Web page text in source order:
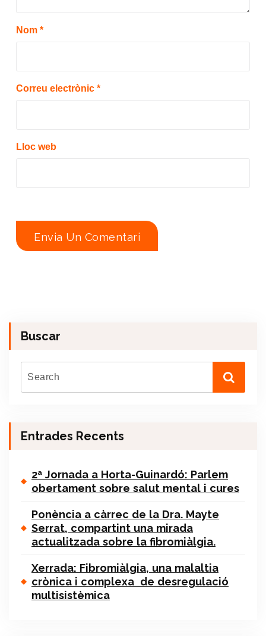
Nom *
Correu electrònic *
Lloc web
Buscar
Entrades Recents
2ª Jornada a Horta-Guinardó: Parlem
obertament sobre salut mental i cures
Ponència a càrrec de la Dra. Mayte
Serrat, compartint una mirada
actualitzada sobre la fibromiàlgia.
Xerrada: Fibromiàlgia, una malaltia
crònica i complexa de desregulació
multisistèmica